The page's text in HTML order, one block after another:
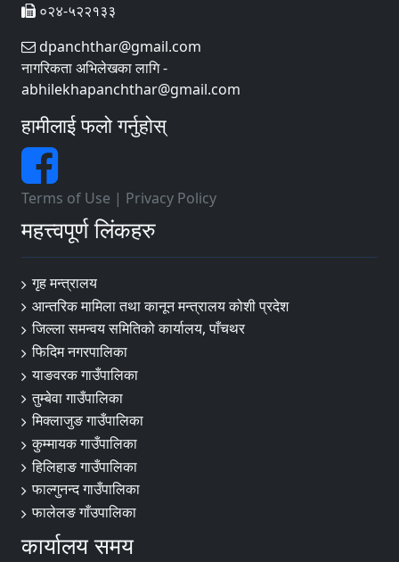
०२४-५२२१३३
dpanchthar@gmail.com
नागरिकता अभिलेखका लागि -
abhilekhapanchthar@gmail.com
हामीलाई फलो गर्नुहोस्
Terms of Use | Privacy Policy
महत्त्वपूर्ण लिंकहरु
गृह मन्त्रालय
आन्तरिक मामिला तथा कानून मन्त्रालय कोशी प्रदेश
जिल्ला समन्वय समितिको कार्यालय, पाँचथर
फिदिम नगरपालिका
याङवरक गाउँपालिका
तुम्बेवा गाउँपालिका
मिक्लाजुङ गाउँपालिका
कुम्मायक गाउँपालिका
हिलिहाङ गाउँपालिका
फाल्गुनन्द गाउँपालिका
फालेलङ गाँउपालिका
कार्यालय समय